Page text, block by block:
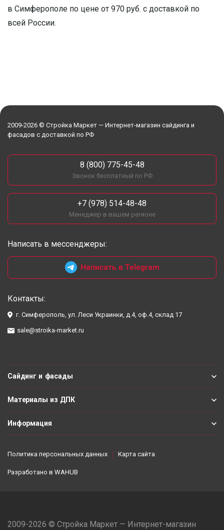
в Симферополe по цене от 970 руб. с доставкой по
всей России.
2009-2026 © Стройка Маркет — Интернет-магазин сайдинга и
фасадов с доставкой по РФ
8 (800) 775-45-48
Звонок бесплатный по РФ
+7 (978) 514-48-48
Менеджер в вашем регионе
Написать в мессенджеры:
Написать в Telegram
Контакты:
г. Симферополь, ул. Леси Украинки, д.4, оф.4, склад 17
sale@stroika-market.ru
Сайдинг и фасады
Материалы из ДПК
Информация
Политика персональных данных Карта сайта
Разработано в WAHUB
2009-2026 © Стройка Маркет — Интернет-магазин